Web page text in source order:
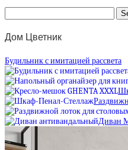
Дом Цветник
Будильник с имитацией рассвета
Диван